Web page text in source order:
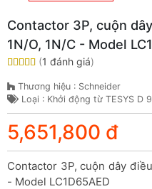
Contactor 3P, cuộn
1N/O, 1N/C - Model
(1 đánh giá)
Thương hiệu : Schneider
Loại : Khởi động từ TESYS D
5,651,800 đ
Contactor 3P, cuộn dây
- Model LC1D65AED